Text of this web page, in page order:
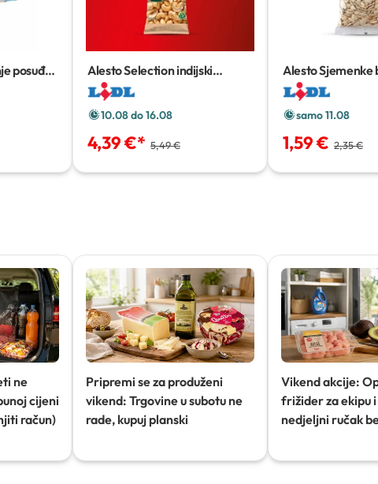
posuđa
Alesto Selection indijski
oraščići XXL
10.08 do 16.08
4,39 €* 5,49 €
Alesto Sjemenke
g
samo 11.08
1,59 € 2,35 €
ne
cijeni
račun)
Pripremi se za produženi
vikend: Trgovine u subotu ne
rade, kupuj planski
Vikend akcije:
frižider za ekipu
nedjeljni ručak